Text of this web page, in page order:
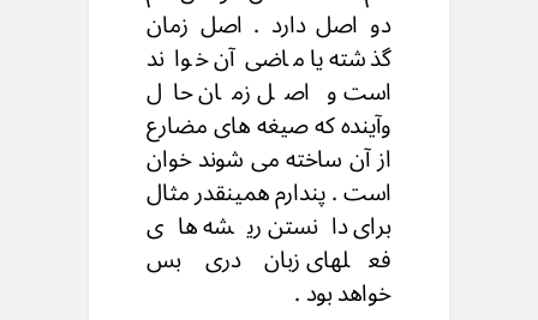
دو اصل دارد . اصل زمان
گذشته یا ماضی آن خوا ند
است و اصل زمان حال
وآینده که صیغه های مضارع
از آن ساخته می شوند خوان
است . پندارم همینقدر مثال
برای دانستن ریشه های
فعلهای زبان دری بس
خواهد بود .